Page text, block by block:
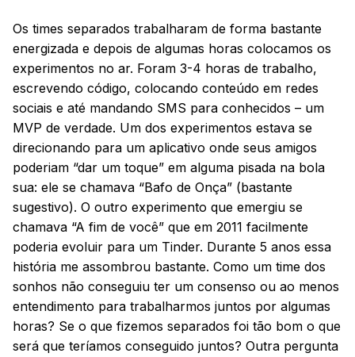
Os times separados trabalharam de forma bastante
energizada e depois de algumas horas colocamos os
experimentos no ar. Foram 3-4 horas de trabalho,
escrevendo código, colocando conteúdo em redes
sociais e até mandando SMS para conhecidos – um
MVP de verdade. Um dos experimentos estava se
direcionando para um aplicativo onde seus amigos
poderiam “dar um toque” em alguma pisada na bola
sua: ele se chamava “Bafo de Onça” (bastante
sugestivo). O outro experimento que emergiu se
chamava “A fim de você” que em 2011 facilmente
poderia evoluir para um Tinder. Durante 5 anos essa
história me assombrou bastante. Como um time dos
sonhos não conseguiu ter um consenso ou ao menos
entendimento para trabalharmos juntos por algumas
horas? Se o que fizemos separados foi tão bom o que
será que teríamos conseguido juntos? Outra pergunta